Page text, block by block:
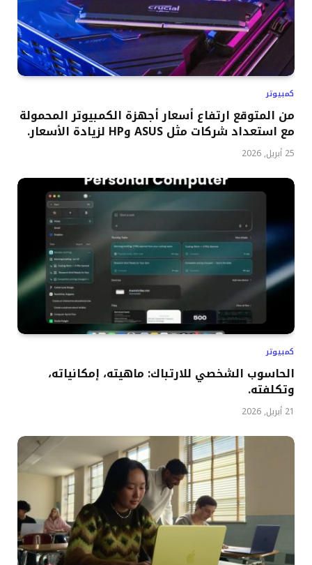
كمبيوتر
من المتوقع ارتفاع أسعار أجهزة الكمبيوتر المحمولة
مع استعداد شركات مثل ASUS وHP لزيادة الأسعار.
25 أبريل, 2026
كمبيوتر
الحاسوب الشخصي للارتباك: ماهيته، إمكانياته،
وتكلفته.
21 أبريل, 2026